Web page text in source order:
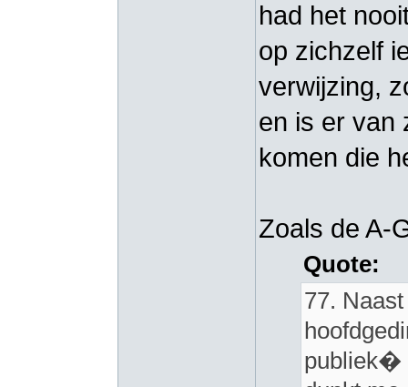
had het
op zichzelf
verwijzing,
en is er van
komen die
Zoals de A-
Quote:
77.
publiek�